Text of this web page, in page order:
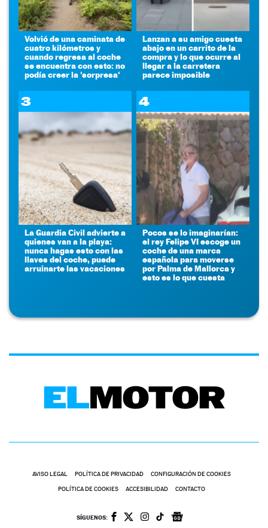
Volvió de una caminata de
cuatro kilómetros y
cuando regresa al coche
se encuentra con esto: no
podía creer la 'sorpresa'
Lanzan a su amigo cuesta
abajo en un carrito de la
compra y lo que ocurre al
llegar a la carretera
parece imposible
3
La Guardia Civil advierte a
quienes van a la playa:
nunca hagas esto con las
llaves del coche, puede
arruinarte las vacaciones
4
Pocos se lo imaginarían:
el rey Felipe VI escoge un
coche de una marca
española para moverse
por Palma de Mallorca y
esto es lo que cuesta
AVISO LEGAL POLÍTICA DE PRIVACIDAD CONFIGURACIÓN DE COOKIES
POLÍTICA DE COOKIES ACCESIBILIDAD CONTACTO
SÍGUENOS: